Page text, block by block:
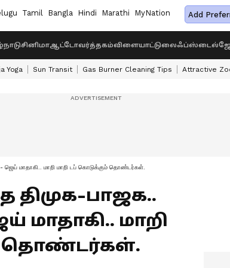
Tamil Bangla Hindi Marathi MyNation Add
சினிமாஆட்டோவர்த்தகம்விளையாட்டுலைஃப்ஸ்டைல்
Yoga Sun Transit Gas Burner Cleaning Tips Attractive
ஜெய் மாதாகி.. மாறி மாறி டப் கொடுக்கும் தொண்டர்கள்.
திமுக-பாஜக..
மாறி
தொண்டர்கள்.